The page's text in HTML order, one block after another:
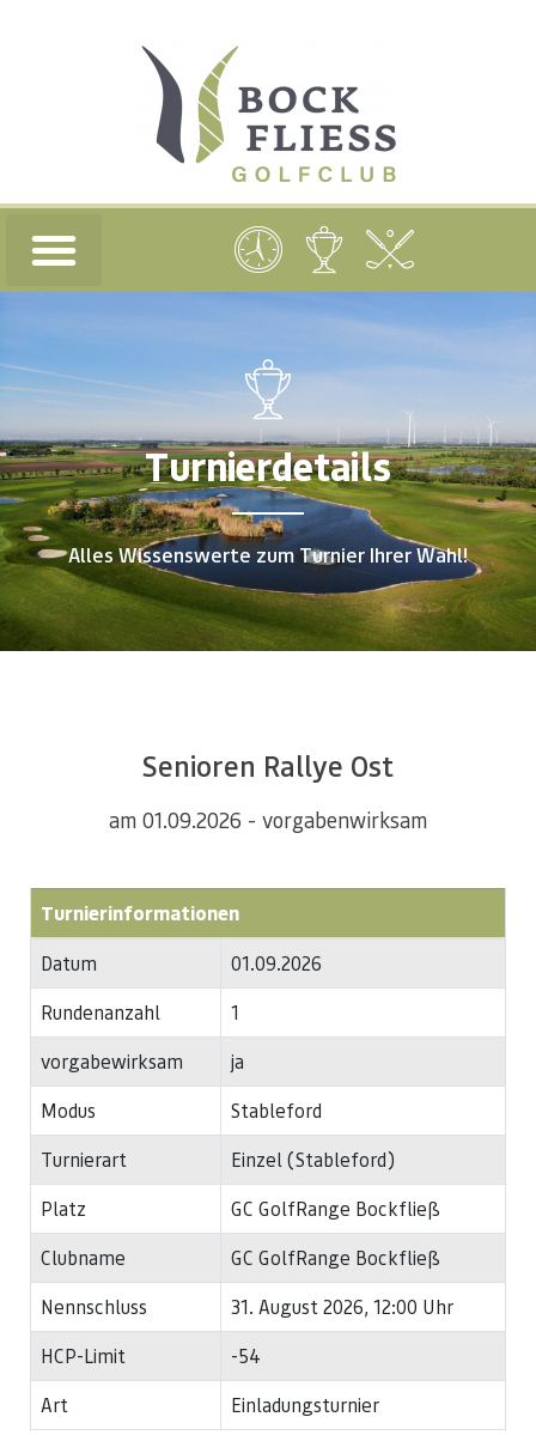
Turnierdetails
Alles Wissenswerte zum Turnier Ihrer Wahl!
Senioren Rallye Ost
am 01.09.2026 - vorgabenwirksam
Turnierinformationen
Datum
01.09.2026
Rundenanzahl
1
vorgabewirksam
ja
Modus
Stableford
Turnierart
Einzel (Stableford)
Platz
GC GolfRange Bockfließ
Clubname
GC GolfRange Bockfließ
Nennschluss
31. August 2026, 12:00 Uhr
HCP-Limit
-54
Art
Einladungsturnier